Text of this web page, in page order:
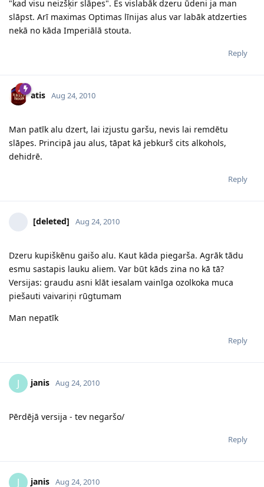
"kad visu neizšķir slāpes". Es vislabāk dzeru ūdeni ja man
slāpst. Arī maximas Optimas līnijas alus var labāk atdzerties
nekā no kāda Imperiālā stouta.
Reply
atis Aug 24, 2010
Man patīk alu dzert, lai izjustu garšu, nevis lai remdētu
slāpes. Principā jau alus, tāpat kā jebkurš cits alkohols,
dehidrē.
Reply
[deleted] Aug 24, 2010
Dzeru kupiškēnu gaišo alu. Kaut kāda piegarša. Agrāk tādu
esmu sastapis lauku aliem. Var būt kāds zina no kā tā?
Versijas: graudu asni klāt iesalam vainīga ozolkoka muca
piešauti vaivariņi rūgtumam
Man nepatīk
Reply
J janis Aug 24, 2010
Pērdējā versija - tev negaršo/
Reply
J janis Aug 24, 2010